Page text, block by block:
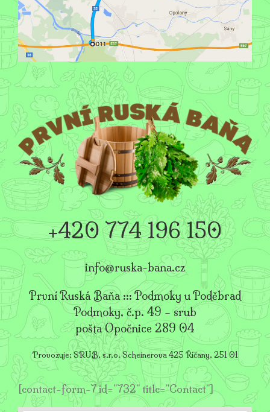
+420 774 196 150
info@ruska-bana.cz
První Ruská Baňa ::: Podmoky u Poděbrad
Podmoky, č.p. 49 – srub
pošta Opočnice 289 04
Provozuje: SRUB, s.r.o. Scheinerova 425 Říčany, 251 01
[contact-form-7 id="732" title="Contact"]